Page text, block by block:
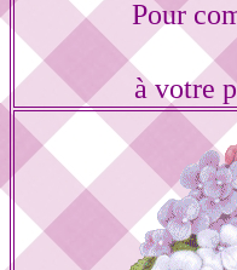
Pour
à votre